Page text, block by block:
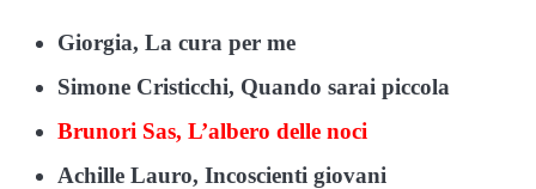
Giorgia, La cura per me
Simone Cristicchi, Quando sarai piccola
Brunori Sas, L’albero delle noci
Achille Lauro, Incoscienti giovani